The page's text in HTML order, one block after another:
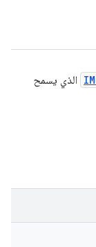
الذي يسمح